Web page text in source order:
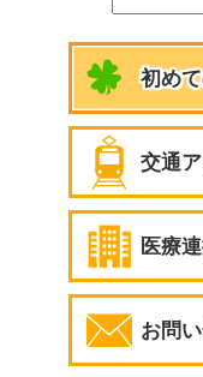
初め
交通
医療
お問